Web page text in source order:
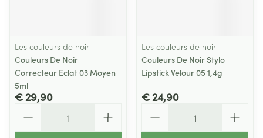
Les couleurs de noir
Couleurs De Noir
Correcteur Eclat 03 Moyen
5ml
€ 29,90
Les couleurs de noir
Couleurs De Noir Stylo
Lipstick Velour 05 1,4g
€ 24,90